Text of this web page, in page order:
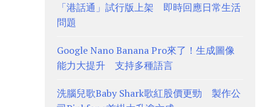
「港話通」試行版上架 即時回應日常生活
問題
Google Nano Banana Pro來了！生成圖像
能力大提升 支持多種語言
洗腦兒歌Baby Shark歌紅股價更勁 製作公